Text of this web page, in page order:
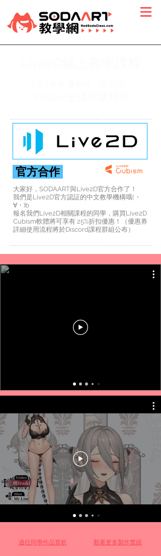
官方合作
​大家好，SODAART與Live2D官方合作了！
我們是Live2D官方認証的中文教學機構哦(・
∀・)b
報名我們Live2D相關課程的同學，購買Live2D
Cubism軟體將可享有 25%折扣優惠！（優惠券
詳細使用流程將於Discord課程群組公布）
​過往同學作品賞析 觀看更多製作實績